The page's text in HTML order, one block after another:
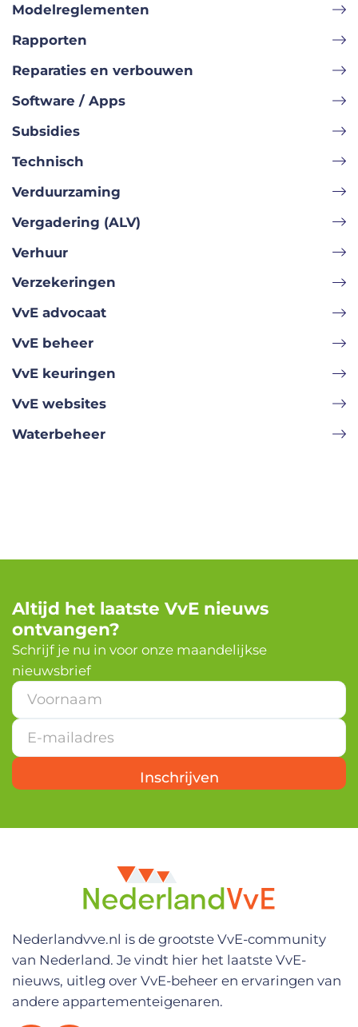
Modelreglementen
Rapporten
Reparaties en verbouwen
Software / Apps
Subsidies
Technisch
Verduurzaming
Vergadering (ALV)
Verhuur
Verzekeringen
VvE advocaat
VvE beheer
VvE keuringen
VvE websites
Waterbeheer
Altijd het laatste VvE nieuws
ontvangen?
Schrijf je nu in voor onze maandelijkse
nieuwsbrief
V
o
n
a
a
m
V
m
Inschrijven
Nederlandvve.nl is de grootste VvE-community
van Nederland. Je vindt hier het laatste VvE-
nieuws, uitleg over VvE-beheer en ervaringen van
andere appartementeigenaren.